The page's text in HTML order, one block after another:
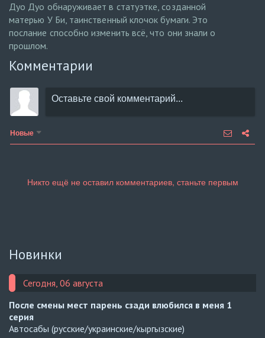
Дуо Дуо обнаруживает в статуэтке, созданной
матерью У Би, таинственный клочок бумаги. Это
послание способно изменить всё, что они знали о
прошлом.
Комментарии
Новые
Новинки
Сегодня, 06 августа
После смены мест парень сзади влюбился в меня 1
серия
Автосабы (русские/украинские/кыргызские)